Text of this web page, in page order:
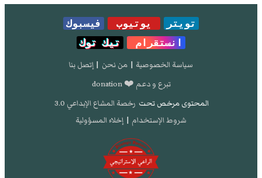
تويتر يوتيوب
فيسبوك
انستقرام
تيك توك
سياسة الخصوصية | من نحن | إتصل بنا
تبرع و دعم ❤️ donation
المحتوى مرخص تحت رخصة المشاع الإبداعي 3.0
شروط الإستخدام | إخلاء المسؤولية